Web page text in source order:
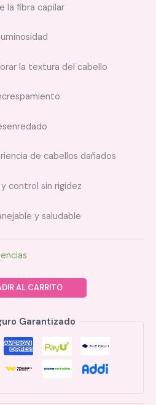
la fibra capilar
la textura del cabello
de cabellos dañados
control sin rigidez
y saludable
AL CARRITO
Garantizado